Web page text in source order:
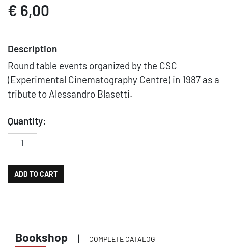
€ 6,00
Description
Round table events organized by the CSC
(Experimental Cinematography Centre) in 1987 as a
tribute to Alessandro Blasetti.
Quantity:
Per Alessandro Blasetti. Atti della tavola rotonda dell'11 marzo
ADD TO CART
Bookshop | COMPLETE CATALOG